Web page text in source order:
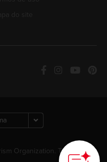
Organization. Todos os